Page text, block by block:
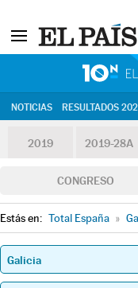
NOTICIAS RESULTADOS
2019 2019-28A
CONGRESO
Estás en: Total España »